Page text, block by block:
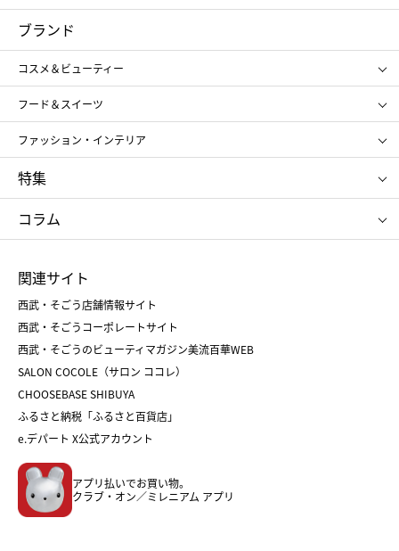
コスメ＆ビューティー
ギフト
レディース
メンズ
スポーツ・アウトドア
お中元
お歳暮
ブランド
コスメ＆ビューティー
SHISEIDO
ポール&ジョー ボーテ
ジルスチュアート
NARS
RMK
クリニーク
SK-Ⅱ
フード＆スイーツ
アンリ・シャルパンティエ
ゴディバ
新宿高野
たねや
ねんりん家
ファッション・インテリア
ポロ ラルフ ローレン
タケオ キクチ
ママ＆キッズ
シュタイフ
特集
お中元
ひな人形
五月人形
父の日
クリスマスケーキ
ホワイトデー
コラム
菓子折り
和菓子
人気のギフト
バレンタイン
ホワイトデー
おせち
フード
ホーム・キッチン＆アート
関連サイト
西武・そごう店舗情報サイト
西武・そごうコーポレートサイト
西武・そごうのビューティマガジン美流百華WEB
SALON COCOLE（サロン ココレ）
CHOOSEBASE SHIBUYA
ふるさと納税「ふるさと百貨店」
e.デパート X公式アカウント
アプリ払いでお買い物。
クラブ・オン／ミレニアム アプリ